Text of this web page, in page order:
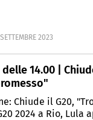
2023
14.00 |
Chiude il G20,
2024 a Rio, Lula